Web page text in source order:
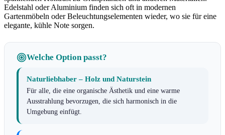
Edelstahl oder Aluminium finden sich oft in modernen
Gartenmöbeln oder Beleuchtungselementen wieder, wo sie für eine
elegante, kühle Note sorgen.
Welche Option passt?
Naturliebhaber – Holz und Naturstein
Für alle, die eine organische Ästhetik und eine warme
Ausstrahlung bevorzugen, die sich harmonisch in die
Umgebung einfügt.